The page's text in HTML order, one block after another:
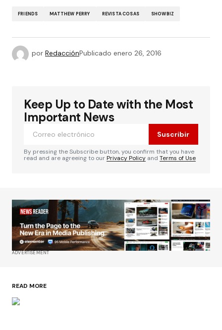
FRIENDS MATTHEW PERRY REVISTA COSAS SHOWBIZ
por RedacciónPublicado enero 26, 2016
Keep Up to Date with the Most
Important News
Suscribir
By pressing the Subscribe button, you confirm that you have
read and are agreeing to ourPrivacy Policy and Terms of Use
ADVERTISEMENT
READ MORE